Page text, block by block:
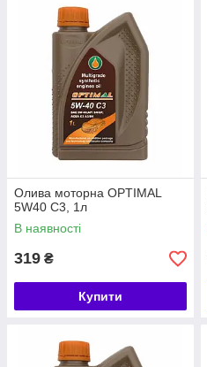
Олива моторна OPTIMAL
5W40 C3, 1л
В наявності
319 ₴
Купити